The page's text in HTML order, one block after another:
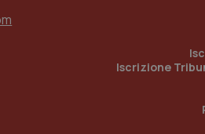
Iscrizione
traccia
incorporati